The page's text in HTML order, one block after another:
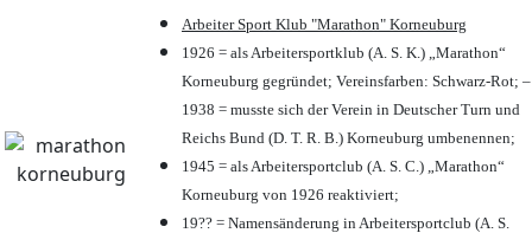
Arbeiter Sport Klub "Marathon" Korneuburg
1926 = als Arbeitersportklub (A. S. K.) „Marathon“
Korneuburg gegründet; Vereinsfarben: Schwarz-Rot; –
1938 = musste sich der Verein in Deutscher Turn und
Reichs Bund (D. T. R. B.) Korneuburg umbenennen;
1945 = als Arbeitersportclub (A. S. C.) „Marathon“
Korneuburg von 1926 reaktiviert;
19?? = Namensänderung in Arbeitersportclub (A. S.